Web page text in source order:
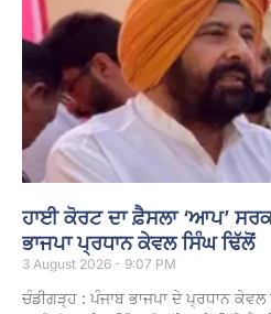
ਹਾਈ ਕੋਰਟ ਦਾ ਫ਼ੈਸਲਾ ‘ਆਪ’
ਭਾਜਪਾ ਪ੍ਰਧਾਨ ਕੇਵਲ ਸਿੰਘ ਢਿੱਲੋਂ
3 August 2026 - 9:07 PM
ਚੰਡੀਗੜ੍ਹ : ਪੰਜਾਬ ਭਾਜਪਾ ਦੇ ਪ੍ਰਧਾਨ